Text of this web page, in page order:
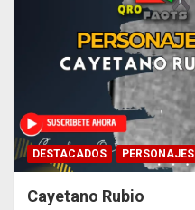
DESTACADOS PERSONAJES
Cayetano Rubio